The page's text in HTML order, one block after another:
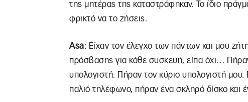
της μητέρας της καταστράφηκαν. Το ίδιο
φρικτό να το ζήσεις.
Asa: Είχαν τον έλεγχο των πάντων και μου
πρόσβασης για κάθε συσκευή, είπα όχι…
υπολογιστή. Πήραν τον κύριο υπολογιστή
παλιό τηλέφωνο, πήραν ένα σκληρό δίσκο και